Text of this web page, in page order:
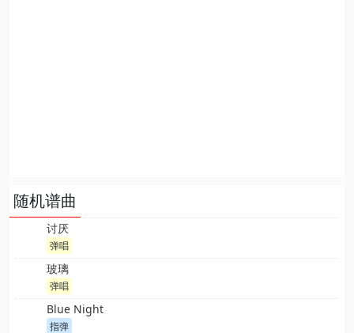
随机谱曲
讨厌
弹唱
玻璃
弹唱
Blue Night
指弹